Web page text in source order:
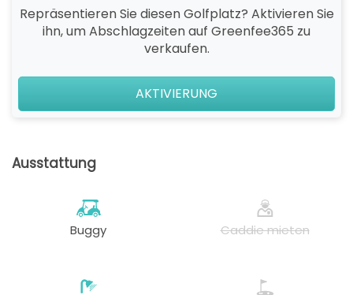
Repräsentieren Sie diesen Golfplatz? Aktivieren Sie
ihn, um Abschlagzeiten auf Greenfee365 zu
verkaufen.
AKTIVIERUNG
Ausstattung
Buggy Caddie mieten